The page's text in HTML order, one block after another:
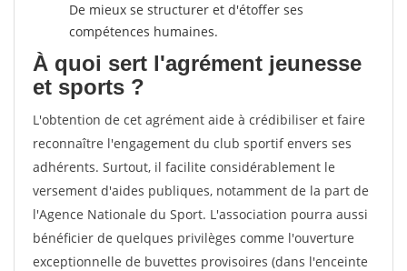
De mieux se structurer et d'étoffer ses
compétences humaines.
À quoi sert l'agrément jeunesse
et sports ?
L'obtention de cet agrément aide à crédibiliser et faire
reconnaître l'engagement du club sportif envers ses
adhérents. Surtout, il facilite considérablement le
versement d'aides publiques, notamment de la part de
l'Agence Nationale du Sport. L'association pourra aussi
bénéficier de quelques privilèges comme l'ouverture
exceptionnelle de buvettes provisoires (dans l'enceinte